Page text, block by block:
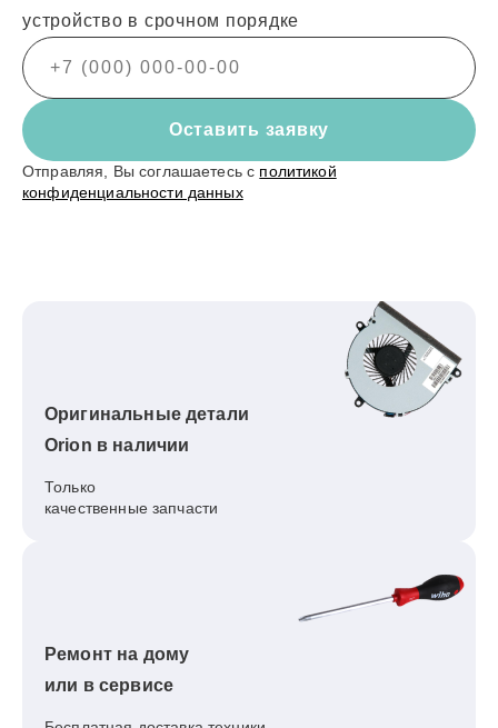
устройство в срочном порядке
Оставить заявку
Отправляя, Вы соглашаетесь с политикой
конфиденциальности данных
Оригинальные детали
Orion в наличии
Только
качественные запчасти
Ремонт на дому
или в сервисе